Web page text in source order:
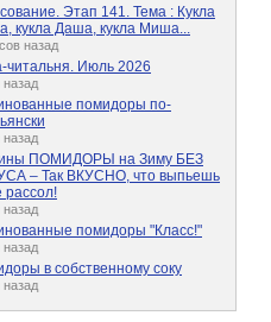
Этап 141. Тема : Кукла
кукла Даша, кукла Миша...
назад
читальня. Июль 2026
назад
помидоры по-
назад
ПОМИДОРЫ на Зиму БЕЗ
– Так ВКУСНО, что выпьешь
рассол!
назад
помидоры "Класс!"
назад
в собственному соку
назад